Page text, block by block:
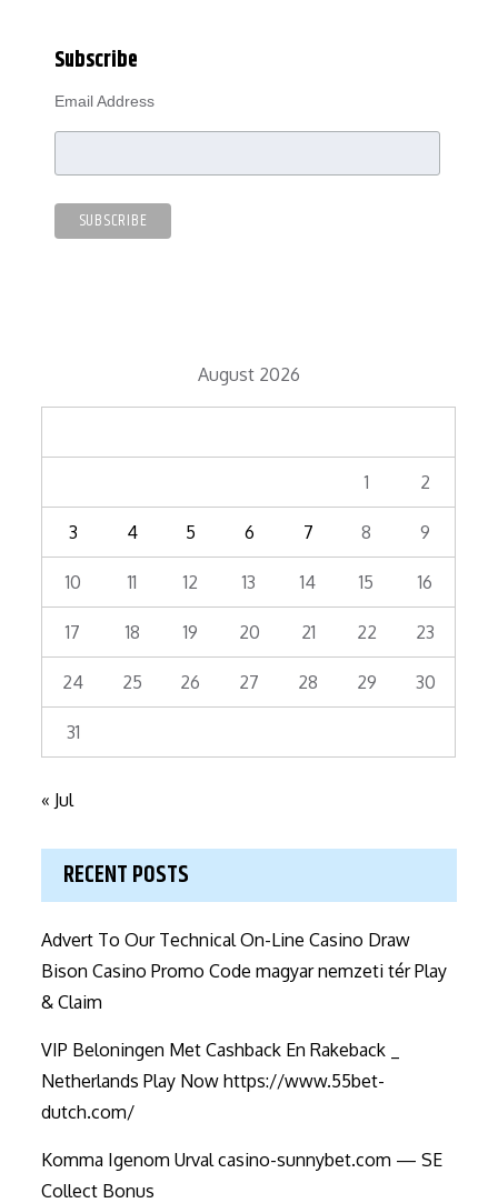
Subscribe
Email Address
August 2026
1 2
3 4 5 6 7 8 9
10 11 12 13 14 15 16
17 18 19 20 21 22 23
24 25 26 27 28 29 30
31
« Jul
RECENT POSTS
Advert To Our Technical On-Line Casino Draw
Bison Casino Promo Code magyar nemzeti tér Play
& Claim
VIP Beloningen Met Cashback En Rakeback _
Netherlands Play Now https://www.55bet-
dutch.com/
Komma Igenom Urval casino-sunnybet.com — SE
Collect Bonus